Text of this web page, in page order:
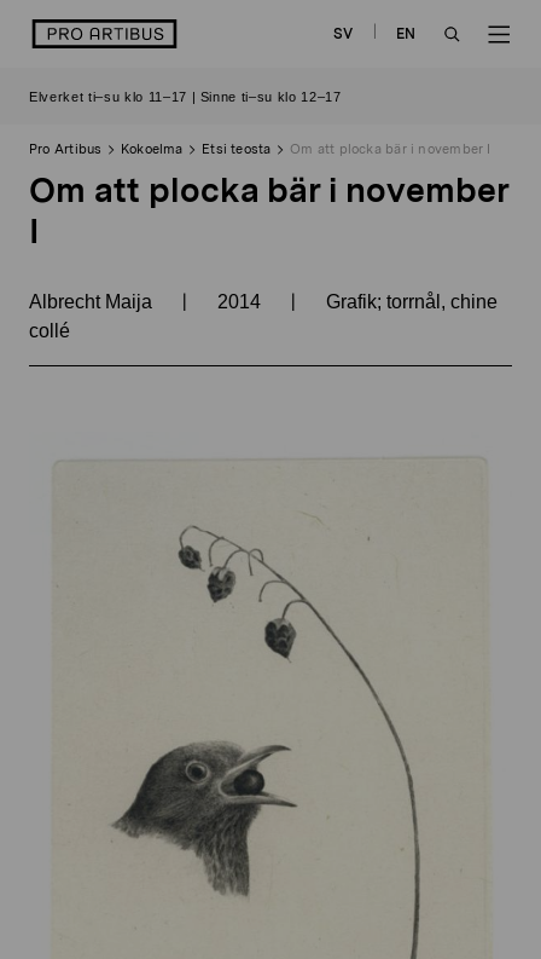
sisältöön
logo SV
EN
Elverket ti–su klo 11–17 | Sinne ti–su klo 12–17
Pro Artibus Kokoelma Etsi teosta Om att plocka bär i november I
Om att plocka bär i november
I
Albrecht Maija | 2014 |
Grafik; torrnål, chine
collé